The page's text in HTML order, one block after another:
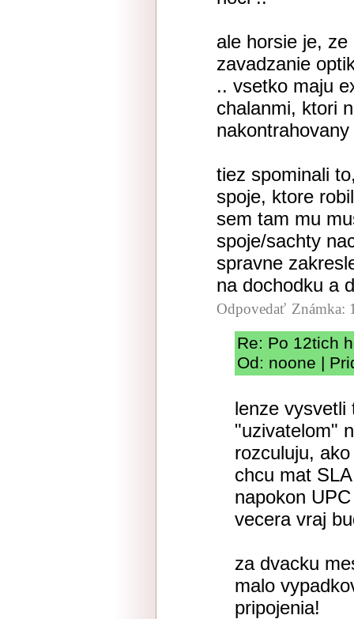
ale horsie je,
zavadzanie
.. vsetko maju
chalanmi, ktori
tiez spominali
spoje, ktore
sem tam mu
spoje/sachty
spravne
na dochodku a
Odpovedať Známka:
Re: Po 12tich
Od: noone |
lenze vysvetli
"uzivatelom"
rozculuju,
chcu mat
napokon
vecera vraj
za dvacku
malo
pripojenia!